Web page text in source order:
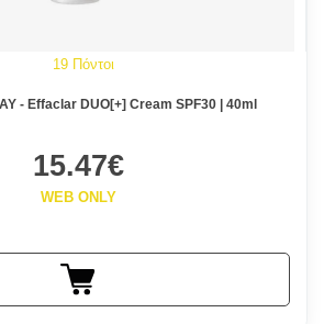
19 Πόντοι
LA ROCHE POSAY - Effaclar DUO[+] Cream SPF30 | 40ml
15.47€
WEB ONLY